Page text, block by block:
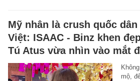
Mỹ nhân là crush quốc
Việt: ISAAC - Binz khen
Tú Atus vừa nhìn vào mắt
mộ,